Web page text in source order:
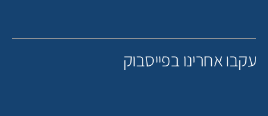
אחרינו בפייסבוק